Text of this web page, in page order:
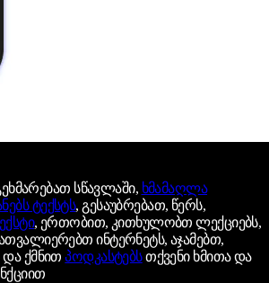
სწავლაში, ხმამაღლა
ტექსტს, გესაუბრებათ, წერს,
, ერთობით, კითხულობთ ლექციებს,
ინტერნეტს, აჯამებთ,
და ქმნითპოდკასტებსთქვენი ხმითა და